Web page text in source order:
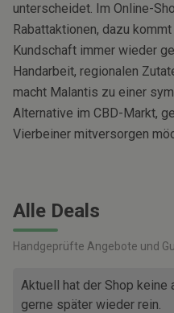
unterscheidet. Im Online-
Rabattaktionen, dazu
Kundschaft immer wieder
Handarbeit, regionalen
macht Malantis zu einer
Alternative im CBD-Markt,
Vierbeiner mitversorgen
Alle Deals
Handgeprüfte Angebote und
Aktuell hat der Shop keine
gerne später wieder rein.